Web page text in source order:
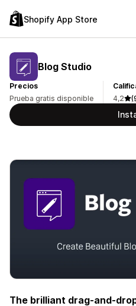
Shopify App Store
Blog Studio
Precios
Prueba gratis disponible
4,2
The brilliant drag-and-